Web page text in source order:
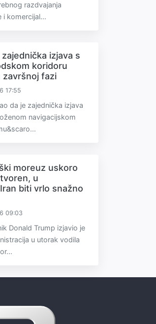
razdvajanja
i komercijal...
izjava s
koridoru
završnoj fazi
17:55
da je zajednička izjava
navigacijskom
moreuz uskoro
u
biti vrlo snažno
09:03
Donald Trump izjavio je
u utorak vodila